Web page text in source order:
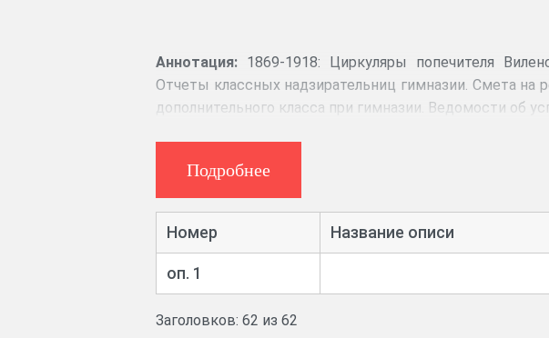
Аннотация: 1869-1918: Циркуляры попечителя
Отчеты классных надзирательниц гимназии. Смета
дополнительного класса при гимназии. Ведомости об
Подробнее
Номер Название описи
оп. 1
Заголовков: 62 из 62